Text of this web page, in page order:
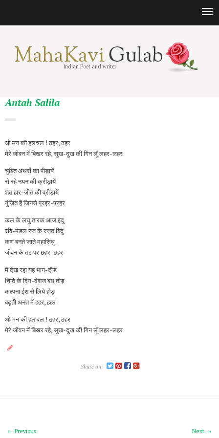
Indian Poet and writer.
Antah Salila
ओ मन की हलचल ! ठहर, ठहर
मेरे जीवन में बिखर रहे, सुख-दुख की गिन लूँ लहर-लहर
चुबित अथरों का पीड़ायें
रो रहे नयन की क्रीड़ायें
शत हार-जीत की व्रीड़ायें
गुंजित हैं जिनसे प्रहर-प्रहर
कल के लघु तारक आज इंदु
रवि-मंडल रज के रजत बिंदु
कण बनते जाते महासिंधु
जीवन के तट पर छहर-छहर
मैं देख रहा यह भाग-दौड़
चिति के दिग-देशज बंध तोड़
कल्पना ईश से लिये होड़
बढ़ती अनंत में हहर, हहर
ओ मन की हलचल ! ठहर, ठहर
मेरे जीवन में बिखर रहे, सुख-दुख की गिन लूँ लहर-लहर
Share on:
Next →
← Previous